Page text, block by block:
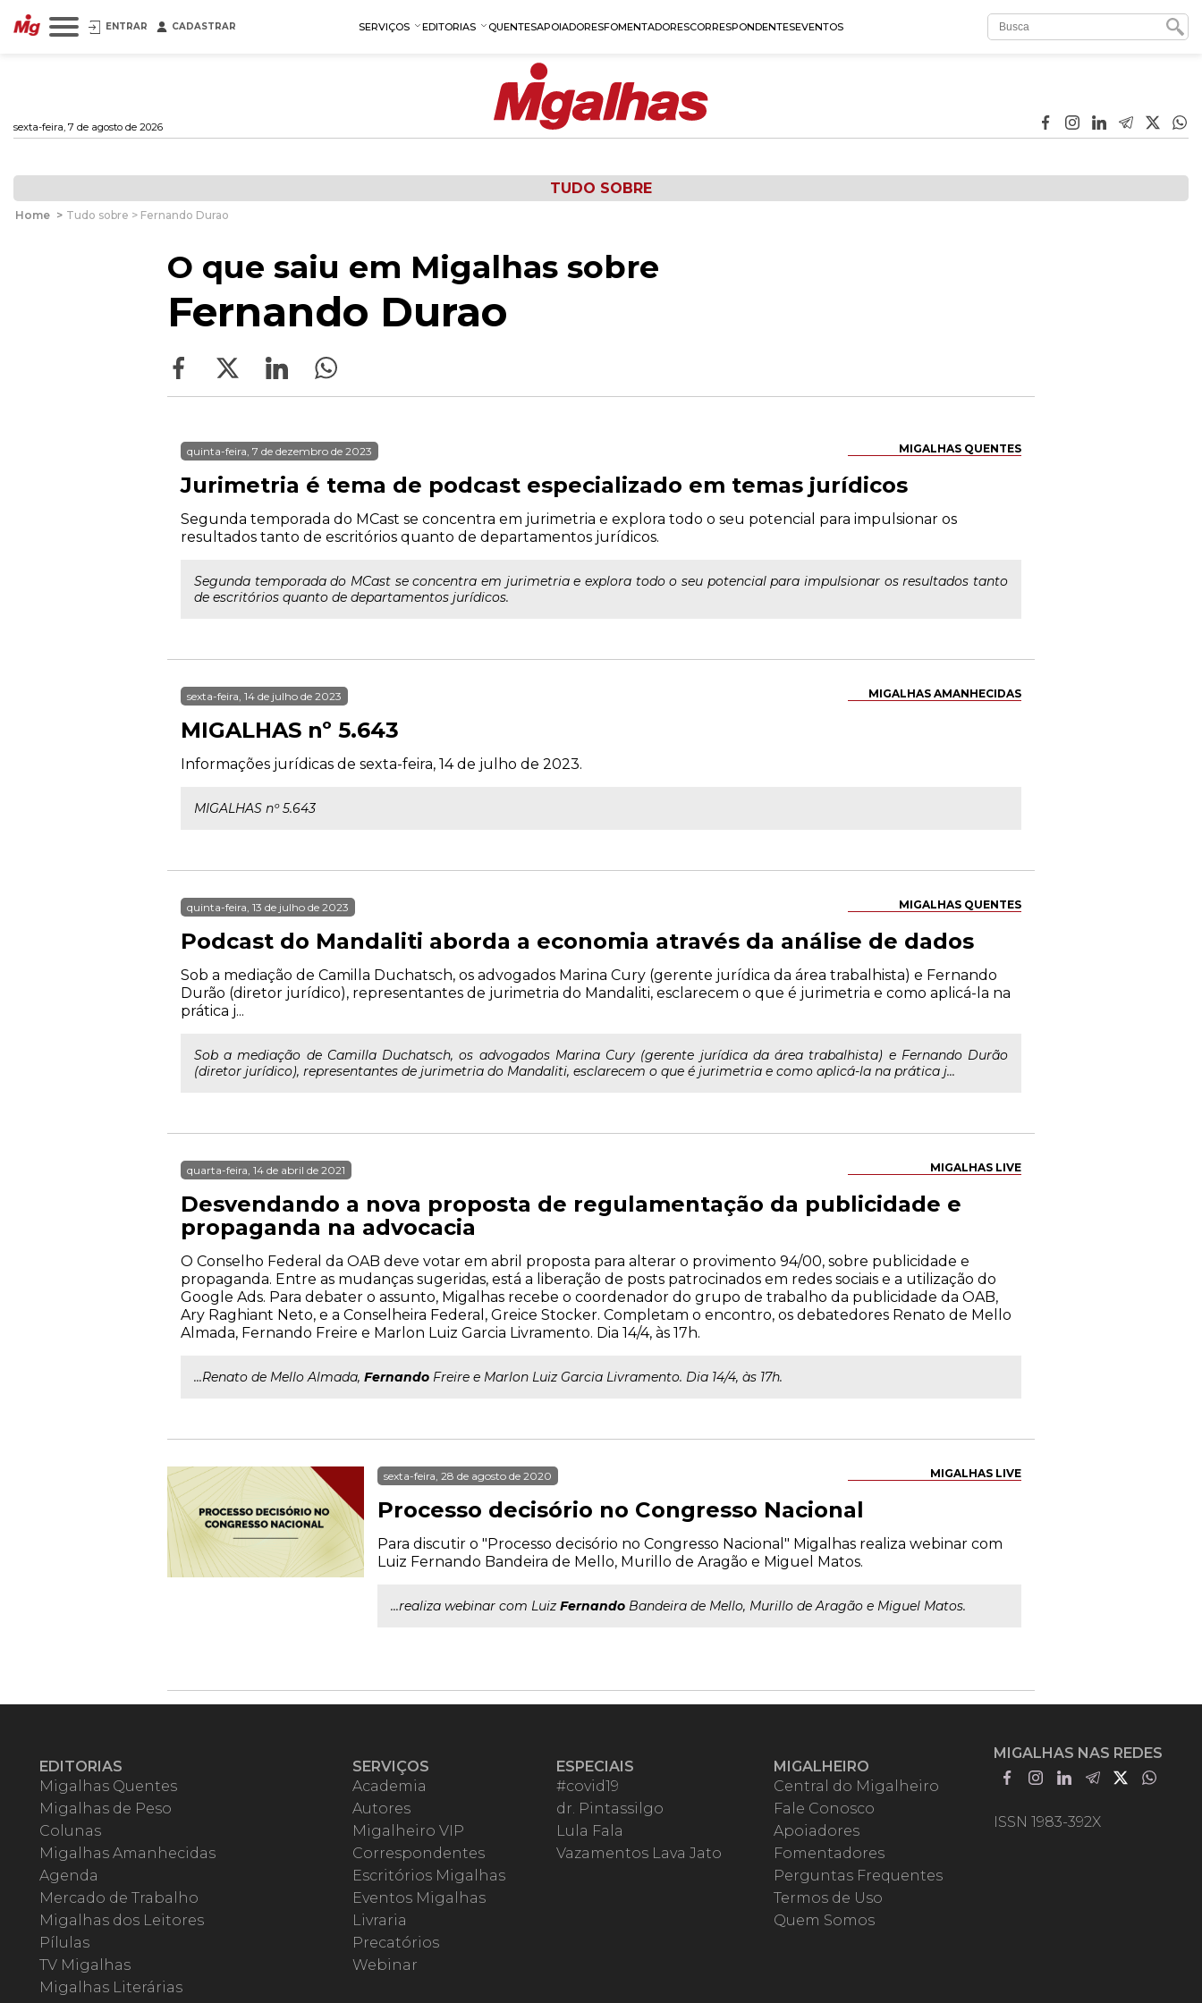
ENTRAR CADASTRAR SERVIÇOS EDITORIAS QUENTESAPOIADORESFOMENTADORESCORRESPONDENTESEVENTOS
sexta-feira, 7 de agosto de 2026
TUDO SOBRE
Home > Tudo sobre > Fernando Durao
O que saiu em Migalhas sobre
Fernando Durao
MIGALHAS QUENTES
quinta-feira, 7 de dezembro de 2023
Jurimetria é tema de podcast especializado em temas jurídicos
Segunda temporada do MCast se concentra em jurimetria e explora todo o seu potencial para impulsionar os
resultados tanto de escritórios quanto de departamentos jurídicos.
Segunda temporada do MCast se concentra em jurimetria e explora todo o seu potencial para impulsionar os resultados tanto
de escritórios quanto de departamentos jurídicos.
MIGALHAS AMANHECIDAS
sexta-feira, 14 de julho de 2023
MIGALHAS nº 5.643
Informações jurídicas de sexta-feira, 14 de julho de 2023.
MIGALHAS nº 5.643
MIGALHAS QUENTES
quinta-feira, 13 de julho de 2023
Podcast do Mandaliti aborda a economia através da análise de dados
Sob a mediação de Camilla Duchatsch, os advogados Marina Cury (gerente jurídica da área trabalhista) e Fernando
Durão (diretor jurídico), representantes de jurimetria do Mandaliti, esclarecem o que é jurimetria e como aplicá-la na
prática j...
Sob a mediação de Camilla Duchatsch, os advogados Marina Cury (gerente jurídica da área trabalhista) e Fernando Durão
(diretor jurídico), representantes de jurimetria do Mandaliti, esclarecem o que é jurimetria e como aplicá-la na prática j...
MIGALHAS LIVE
quarta-feira, 14 de abril de 2021
Desvendando a nova proposta de regulamentação da publicidade e
propaganda na advocacia
O Conselho Federal da OAB deve votar em abril proposta para alterar o provimento 94/00, sobre publicidade e
propaganda. Entre as mudanças sugeridas, está a liberação de posts patrocinados em redes sociais e a utilização do
Google Ads. Para debater o assunto, Migalhas recebe o coordenador do grupo de trabalho da publicidade da OAB,
Ary Raghiant Neto, e a Conselheira Federal, Greice Stocker. Completam o encontro, os debatedores Renato de Mello
Almada, Fernando Freire e Marlon Luiz Garcia Livramento. Dia 14/4, às 17h.
...Renato de Mello Almada, Fernando Freire e Marlon Luiz Garcia Livramento. Dia 14/4, às 17h.
MIGALHAS LIVE
sexta-feira, 28 de agosto de 2020
Processo decisório no Congresso Nacional
Para discutir o "Processo decisório no Congresso Nacional" Migalhas realiza webinar com
Luiz Fernando Bandeira de Mello, Murillo de Aragão e Miguel Matos.
...realiza webinar com LuizFernando Bandeira de Mello, Murillo de Aragão e Miguel Matos.
EDITORIAS
Migalhas Quentes
Migalhas de Peso
Colunas
Migalhas Amanhecidas
Agenda
Mercado de Trabalho
Migalhas dos Leitores
Pílulas
TV Migalhas
Migalhas Literárias
SERVIÇOS
Academia
Autores
Migalheiro VIP
Correspondentes
Escritórios Migalhas
Eventos Migalhas
Livraria
Precatórios
Webinar
ESPECIAIS
#covid19
dr. Pintassilgo
Lula Fala
Vazamentos Lava Jato
MIGALHEIRO
Central do Migalheiro
Fale Conosco
Apoiadores
Fomentadores
Perguntas Frequentes
Termos de Uso
Quem Somos
MIGALHAS NAS REDES
ISSN 1983-392X